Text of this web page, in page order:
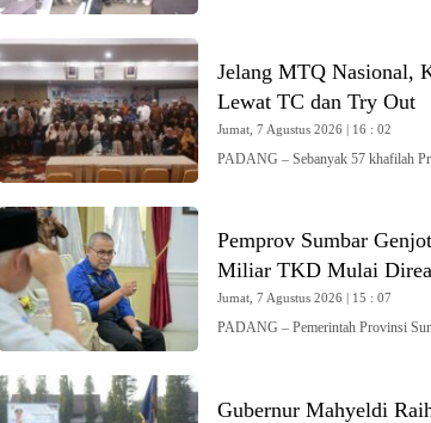
Jelang MTQ Nasional,
Lewat TC dan Try Out
Jumat, 7 Agustus 2026 | 16 : 02
PADANG – Sebanyak 57 khafilah
Pemprov Sumbar
Miliar TKD Mulai
Jumat, 7 Agustus 2026 | 15 : 07
PADANG – Pemerintah Provinsi
Gubernur Mahyeldi